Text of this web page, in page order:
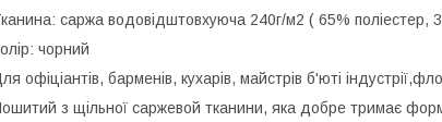
саржа водовідштовхуюча 240г/м2 ( 65% поліестер,
чорний
офіціантів, барменів, кухарів, майстрів б'юті
з щільної саржевой тканини, яка добре тримає